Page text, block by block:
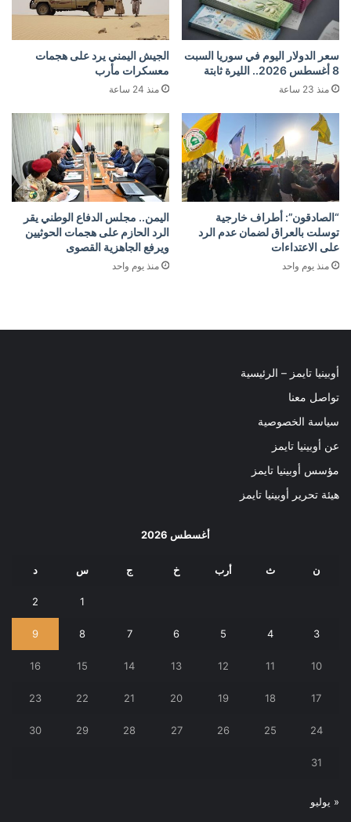
سعر الدولار اليوم في سوريا السبت
8 أغسطس 2026.. الليرة ثابتة
منذ 23 ساعة
الجيش اليمني يرد على هجمات
معسكرات مأرب
منذ 24 ساعة
“الصادقون”: أطراف خارجية
توسلت بالعراق لضمان عدم الرد
على الاعتداءات
منذ يوم واحد
اليمن.. مجلس الدفاع الوطني يقر
الرد الحازم على هجمات الحوثيين
ويرفع الجاهزية القصوى
منذ يوم واحد
أوبينيا تايمز – الرئيسية
تواصل معنا
سياسة الخصوصية
عن أوبينيا تايمز
مؤسس أوبينيا تايمز
هيئة تحرير أوبينيا تايمز
أغسطس 2026
ن ث أرب خ ج س د
1
2
3
4
5
6
7
8
9
10
11
12
13
14
15
16
17
18
19
20
21
22
23
24
25
26
27
28
29
30
31
« يوليو